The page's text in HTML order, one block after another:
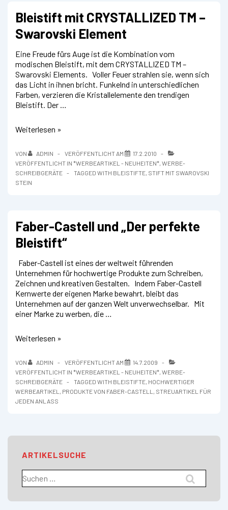
Bleistift mit CRYSTALLIZED TM –
Swarovski Element
Eine Freude fürs Auge ist die Kombination vom
modischen Bleistift, mit dem CRYSTALLIZED TM –
Swarovski Elements. Voller Feuer strahlen sie, wenn sich
das Licht in ihnen bricht. Funkelnd in unterschiedlichen
Farben, verzieren die Kristallelemente den trendigen
Bleistift. Der …
Bleistift
CRYSTALLIZED
TM
–
Swarovski
Weiterlesen »
VON ADMIN VERÖFFENTLICHT AM
17.2.2010
VERÖFFENTLICHT IN *WERBEARTIKEL - NEUHEITEN*, WERBE-
SCHREIBGERÄTE
TAGGED WITH BLEISTIFTE, STIFT MIT SWAROVSKI
STEIN
Faber-Castell und „Der perfekte
Bleistift“
Faber-Castell ist eines der weltweit führenden
Unternehmen für hochwertige Produkte zum Schreiben,
Zeichnen und kreativen Gestalten. Indem Faber-Castell
Kernwerte der eigenen Marke bewahrt, bleibt das
Unternehmen auf der ganzen Welt unverwechselbar. Mit
einer Marke zu werben, die …
Faber-
„Der
perfekte
Bleistift“
Weiterlesen »
VON ADMIN VERÖFFENTLICHT AM
14.7.2009
VERÖFFENTLICHT IN *WERBEARTIKEL - NEUHEITEN*, WERBE-
SCHREIBGERÄTE
TAGGED WITH BLEISTIFTE, HOCHWERTIGER
WERBEARTIKEL , PRODUKTE VON FABER-CASTELL , STREUARTIKEL FÜR
JEDEN ANLASS
ARTIKELSUCHE
nach: